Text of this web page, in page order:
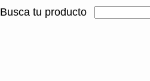
Busca tu producto